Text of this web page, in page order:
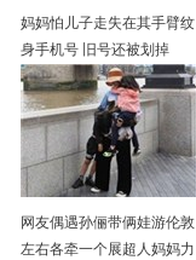
妈妈怕儿子走失在其手臂纹
身手机号 旧号还被划掉
网友偶遇孙俪带俩娃游伦敦
左右各牵一个展超人妈妈力